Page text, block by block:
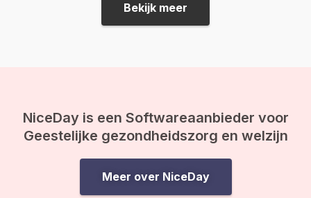
de belangrijkste onderliggende
drijfveer nog weleens vergeten:
Bekijk meer
NiceDay is een Softwareaanbieder voor
Geestelijke gezondheidszorg en welzijn
Meer over NiceDay